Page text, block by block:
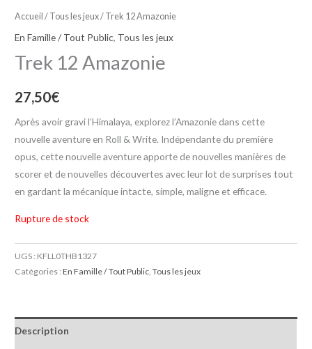
Accueil / Tous les jeux/ Trek 12 Amazonie
En Famille / Tout Public, Tous les jeux
Trek 12 Amazonie
27,50€
Après avoir gravi l’Himalaya, explorez l’Amazonie dans cette
nouvelle aventure en Roll & Write. Indépendante du première
opus, cette nouvelle aventure apporte de nouvelles manières de
scorer et de nouvelles découvertes avec leur lot de surprises tout
en gardant la mécanique intacte, simple, maligne et efficace.
Rupture de stock
UGS : KFLL0THB1327
Catégories :En Famille / Tout Public ,Tous les jeux
Description